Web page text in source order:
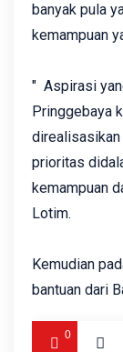
banyak pula
kemampuan
" Aspirasi
Pringgebaya
direalisasikan
prioritas
kemampuan
Lotim.
Kemudian
bantuan dari
0